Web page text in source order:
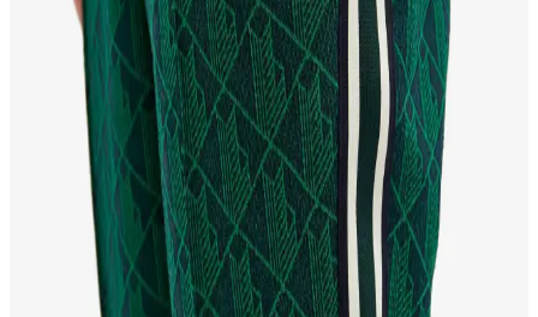
Mor Lacoste Tişört: Modern Tasarım ve Renklerle
Şıklığın Zirvesi
Mor lacoste tişört, şık tasarımı ve rahat kumaşıyla günlük ve özel
günleriniz için ideal seçimdir. Renk ve stil uyumu sayesinde her yaşa
ve tarza uygun, özgün bir moda ifadesidir.
Lacoste GORE-TEX Botlar: Moda ve
Fonksiyonelliğin Mükemmel Buluşması
Lacoste GORE-TEX botlar, su geçirmez ve nefes alabilir
özellikleriyle şıklık ve fonksiyonelliği bir arada sunuyor, dayanıklı
tasarımıyla kış aylarında tercih edilen modern ayakkabılar.